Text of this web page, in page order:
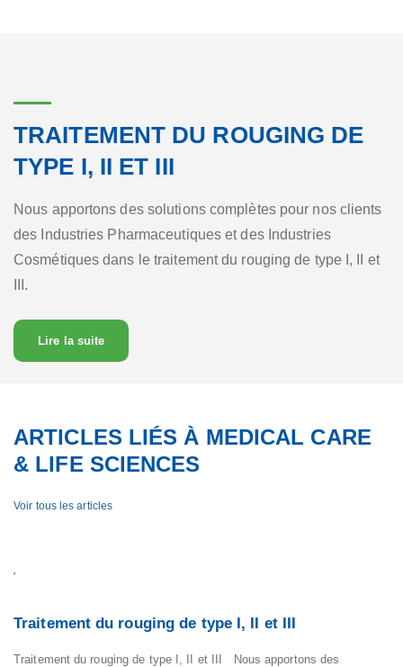
TRAITEMENT DU ROUGING DE
TYPE I, II ET III
Nous apportons des solutions complètes pour nos clients
des Industries Pharmaceutiques et des Industries
Cosmétiques dans le traitement du rouging de type I, II et
III.
Lire la suiteA propos Traitement du rouging de type I, II et III
ARTICLES LIÉS À MEDICAL CARE
& LIFE SCIENCES
Voir tous les articles
Traitement du rouging de type I, II et III
Traitement du rouging de type I, II et III Nous apportons des